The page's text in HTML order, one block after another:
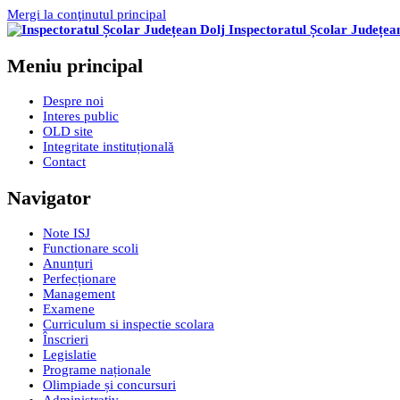
Mergi la conţinutul principal
Inspectoratul Școlar
Meniu principal
Despre noi
Interes public
OLD site
Integritate instituțională
Contact
Navigator
Note ISJ
Functionare scoli
Anunțuri
Perfecționare
Management
Examene
Curriculum si inspectie scolara
Înscrieri
Legislatie
Programe naționale
Olimpiade și concursuri